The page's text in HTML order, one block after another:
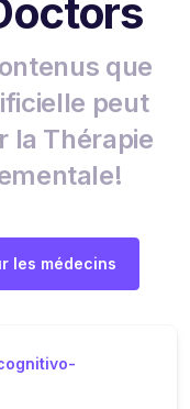
que
peut
la Thérapie
les médecins